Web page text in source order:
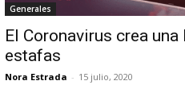
Generales
El Coronavirus crea una
estafas
Nora Estrada - 15 julio, 2020